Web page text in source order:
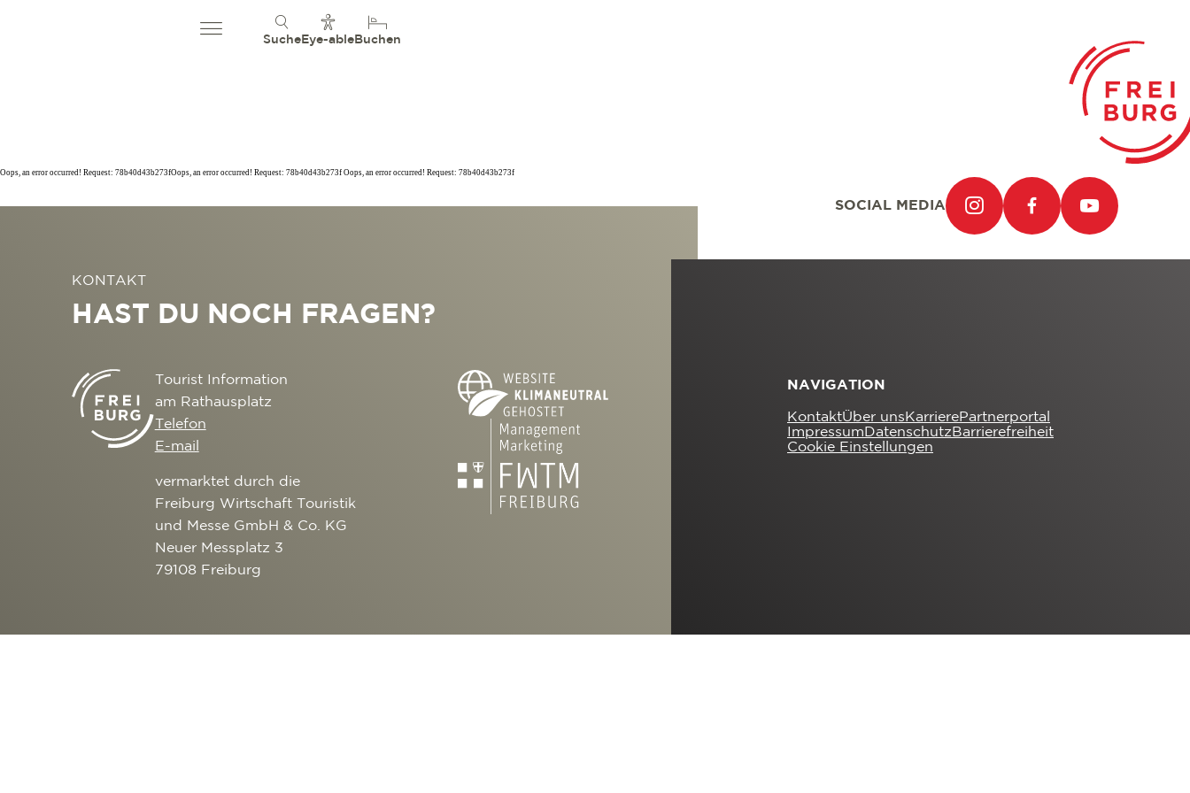
Suche Eye-able Buchen
Oops, an error occurred! Request: 78b40d43b273fOops, an error occurred! Request: 78b40d43b273f Oops, an error occurred! Request: 78b40d43b273f
SOCIAL MEDIA
KONTAKT
HAST DU NOCH FRAGEN?
Tourist Information
am Rathausplatz
Telefon
E-mail
vermarktet durch die
Freiburg Wirtschaft Touristik
und Messe GmbH & Co. KG
Neuer Messplatz 3
79108 Freiburg
NAVIGATION
KontaktÜber uns KarrierePartnerportal
Impressum Datenschutz Barrierefreiheit
Cookie Einstellungen